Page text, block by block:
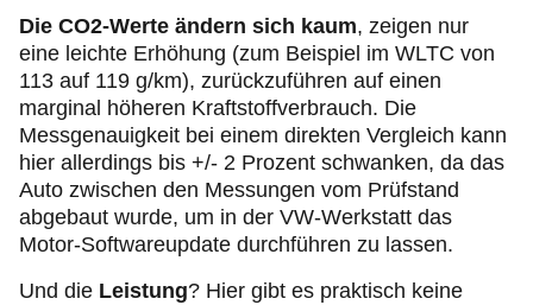
Die CO2-Werte ändern sich kaum, zeigen nur
eine leichte Erhöhung (zum Beispiel im WLTC von
113 auf 119 g/km), zurückzuführen auf einen
marginal höheren Kraftstoffverbrauch. Die
Messgenauigkeit bei einem direkten Vergleich kann
hier allerdings bis +/- 2 Prozent schwanken, da das
Auto zwischen den Messungen vom Prüfstand
abgebaut wurde, um in der VW-Werkstatt das
Motor-Softwareupdate durchführen zu lassen.
Und die Leistung? Hier gibt es praktisch keine